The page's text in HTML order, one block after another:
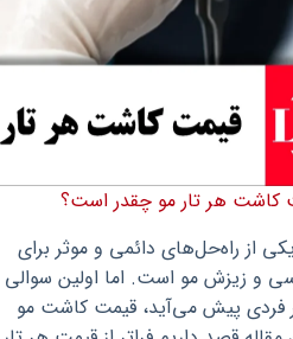
کاشت هر تار مو چقدر است؟
از راه‌حل‌های دائمی و موثر برای
و زیزش مو است. اما اولین سوالی
فردی پیش می‌آید، قیمت کاشت مو